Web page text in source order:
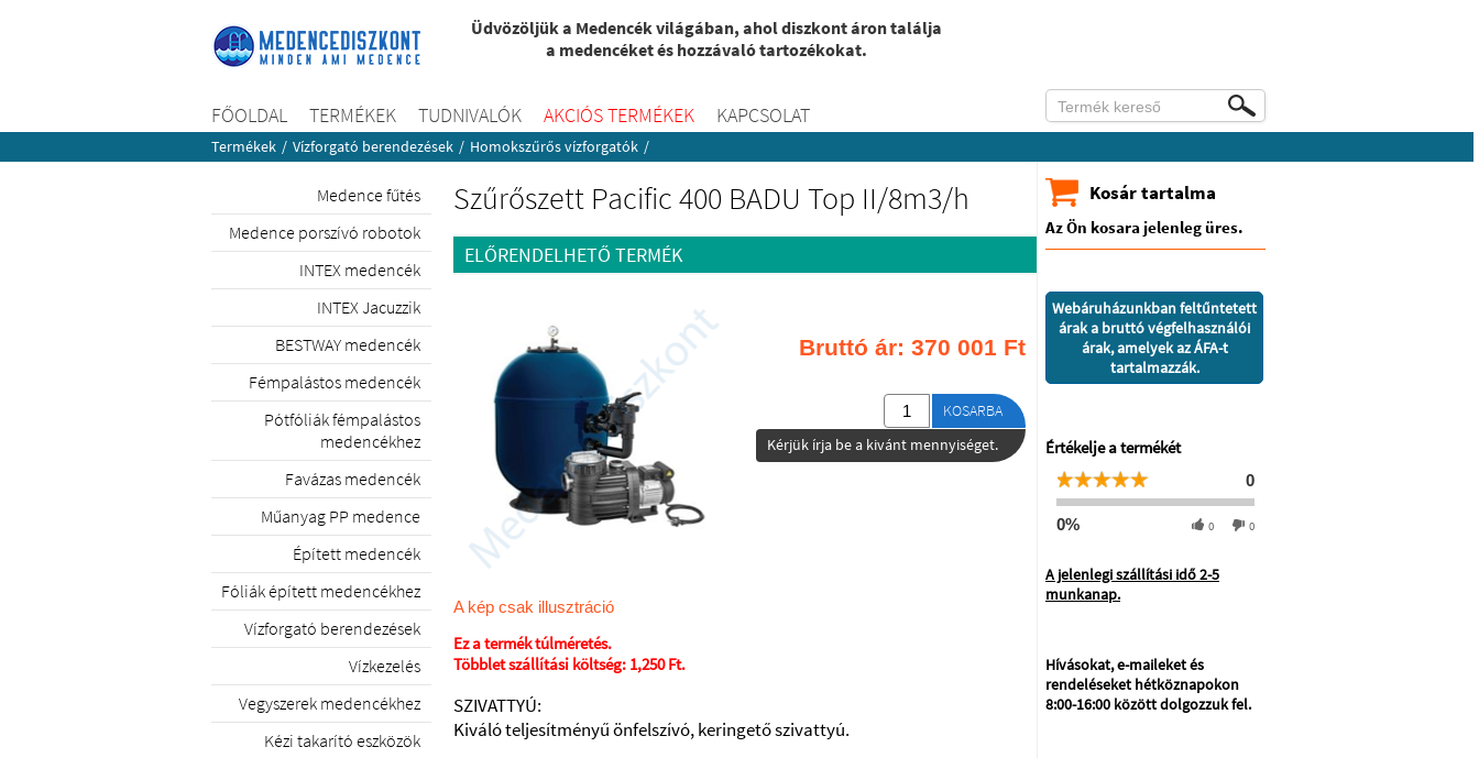
Üdvözöljük a Medencék világában, ahol diszkont áron találja
a medencéket és hozzávaló tartozékokat.
FŐOLDAL TERMÉKEK TUDNIVALÓK AKCIÓS TERMÉKEK KAPCSOLAT
Termékek / Vízforgató berendezések / Homokszűrős vízforgatók /
Medence fűtés
Medence porszívó robotok
INTEX medencék
INTEX Jacuzzik
BESTWAY medencék
Fémpalástos medencék
Pótfóliák fémpalástos
medencékhez
Favázas medencék
Műanyag PP medence
Épített medencék
Fóliák épített medencékhez
Vízforgató berendezések
Vízkezelés
Vegyszerek medencékhez
Kézi takarító eszközök
Szűrőszett Pacific 400 BADU Top II/8m3/h
ELŐRENDELHETŐ TERMÉK
Bruttó ár: 370 001 Ft
KOSARBA
Kérjük írja be a kivánt mennyiséget.
A kép csak illusztráció
Ez a termék túlméretés.
Többlet szállítási költség: 1,250 Ft.
SZIVATTYÚ:
Kiváló teljesítményű önfelszívó, keringető szivattyú.
Kosár tartalma
Az Ön kosara jelenleg üres.
Webáruházunkban feltűntetett
árak a bruttó végfelhasználói
árak, amelyek az ÁFA-t
tartalmazzák.
Értékelje a termékét
0
0% 0 0
A jelenlegi szállítási idő 2-5
munkanap.
Hívásokat, e-maileket és
rendeléseket hétköznapokon
8:00-16:00 között dolgozzuk fel.